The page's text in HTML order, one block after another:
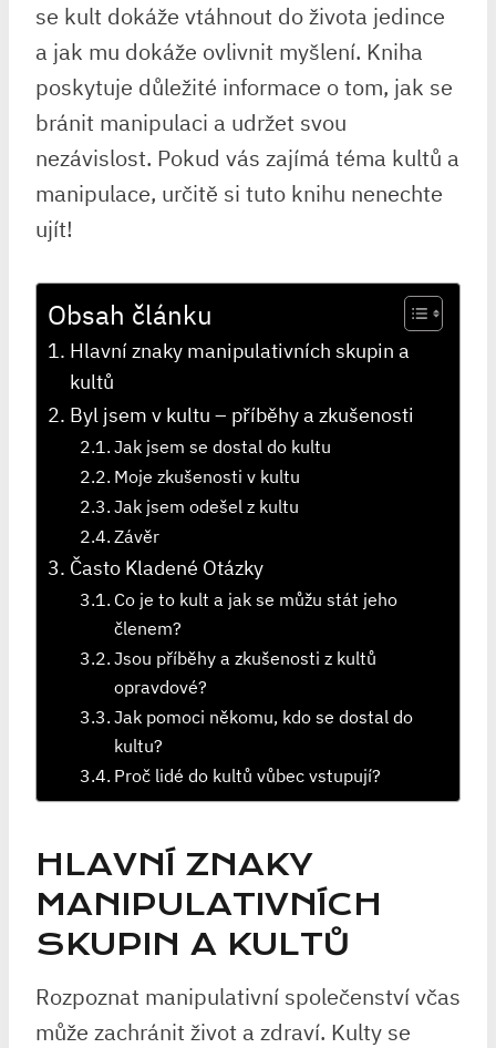
se kult dokáže vtáhnout do života jedince
a jak mu dokáže ovlivnit myšlení. Kniha
poskytuje důležité informace o tom, jak se
bránit manipulaci a udržet svou
nezávislost. Pokud vás zajímá téma kultů a
manipulace, určitě si tuto knihu nenechte
ujít!
Obsah článku
Hlavní znaky manipulativních skupin a
kultů
Byl jsem v kultu – příběhy a zkušenosti
Jak jsem se dostal do kultu
Moje zkušenosti v kultu
Jak jsem odešel z kultu
Závěr
Často Kladené Otázky
Co je to kult a jak se můžu stát jeho
členem?
Jsou příběhy a zkušenosti z kultů
opravdové?
Jak pomoci někomu, kdo se dostal do
kultu?
Proč lidé do kultů vůbec vstupují?
HLAVNÍ ZNAKY
MANIPULATIVNÍCH
SKUPIN A KULTŮ
Rozpoznat manipulativní společenství včas
může zachránit život a zdraví. Kulty se